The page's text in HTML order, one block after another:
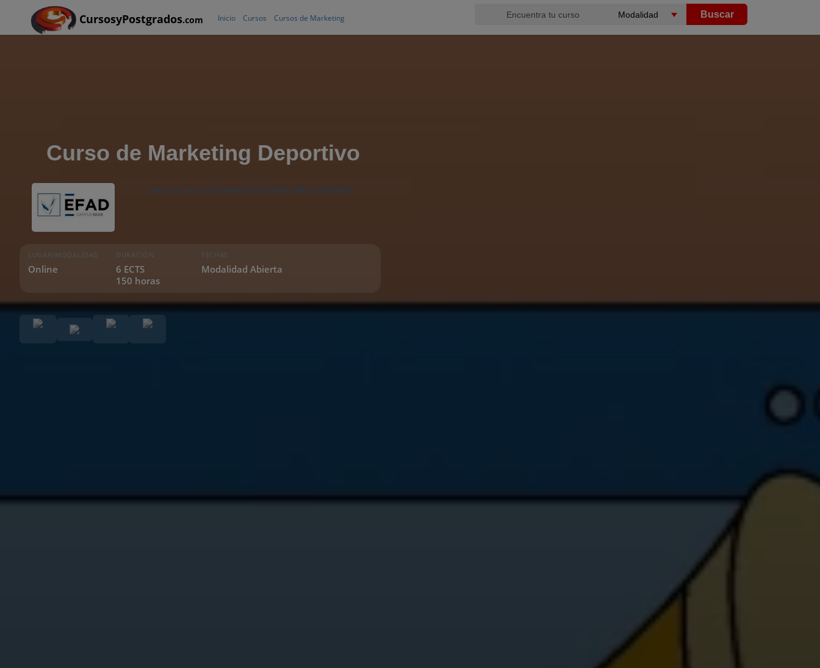
CursosyPostgrados.com Buscar
Inicio Cursos Cursos de Marketing
Curso de Marketing Deportivo
EFAD ESCUELA DE FORMACIÓN ABIERTA PARA EL DEPORTE
LUGAR/MODALIDAD
Online
DURACIÓN
6 ECTS
150 horas
FECHAS
Modalidad Abierta